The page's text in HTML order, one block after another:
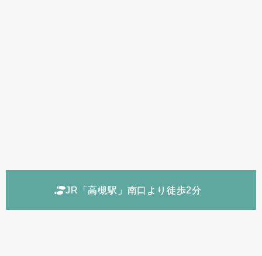
JR「高槻駅」南口より徒歩2分